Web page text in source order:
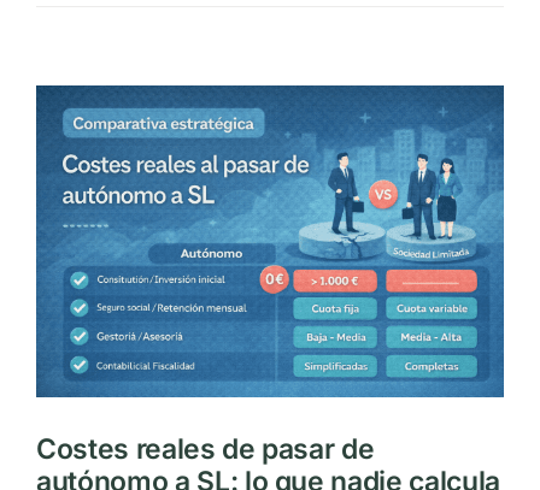
el
que
dispara
costes
ocultos
Costes reales de pasar de
autónomo a SL: lo que nadie calcula